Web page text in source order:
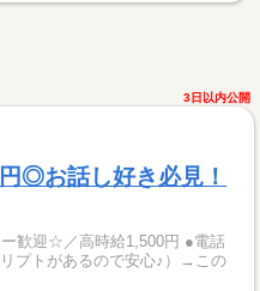
3日以内公開
◎お話し好き必見！
迎☆／高時給1,500円 ●電話
プトがあるので安心♪）→この